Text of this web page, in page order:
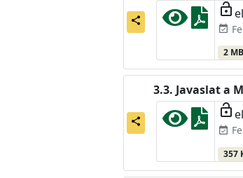
share
lock_open
event_available
2 MB
share
Javaslat a
lock_open
event_available
357